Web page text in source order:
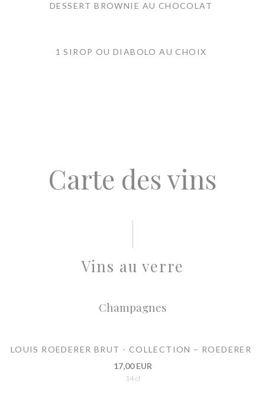
DESSERT BROWNIE AU CHOCOLAT
1 SIROP OU DIABOLO AU CHOIX
Carte des vins
Vins au verre
Champagnes
LOUIS ROEDERER BRUT - COLLECTION – ROEDERER
17,00 EUR
14 cl